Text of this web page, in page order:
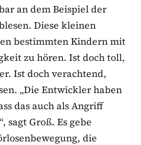
an dem Beispiel der
Diese kleinen
bestimmten Kindern mit
zu hören. Ist doch toll,
Ist doch verachtend,
„Die Entwickler haben
das auch als Angriff
sagt Groß. Es gebe
die